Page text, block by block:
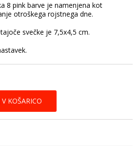
8 pink barve je namenjena kot
otroškega rojstnega dne.
svečke je 7,5x4,5 cm.
KOŠARICO